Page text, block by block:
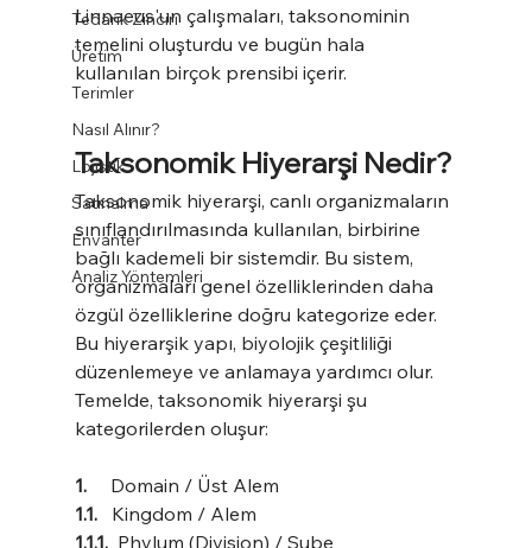
Tedarik Zinciri
Üretim
Terimler
Nasıl Alınır?
Lojistik
Satınalma
Envanter
Analiz Yöntemleri
Linnaeus'un çalışmaları, taksonominin
temelini oluşturdu ve bugün hala
kullanılan birçok prensibi içerir.
Taksonomik Hiyerarşi Nedir?
Taksonomik hiyerarşi, canlı organizmaların
sınıflandırılmasında kullanılan, birbirine
bağlı kademeli bir sistemdir. Bu sistem,
organizmaları genel özelliklerinden daha
özgül özelliklerine doğru kategorize eder.
Bu hiyerarşik yapı, biyolojik çeşitliliği
düzenlemeye ve anlamaya yardımcı olur.
Temelde, taksonomik hiyerarşi şu
kategorilerden oluşur:
1. Domain / Üst Alem
1.1. Kingdom / Alem
1.1.1. Phylum (Division) / Şube